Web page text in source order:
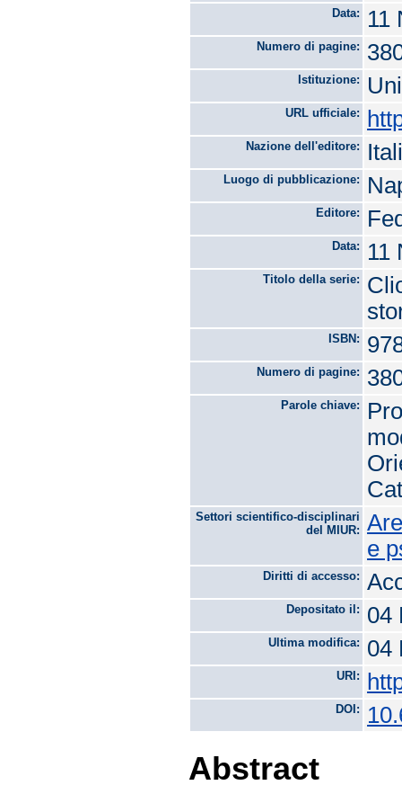
Data: 11
Numero di pagine:
Istituzione:
URL ufficiale:
Nazione dell'editore:
Luogo di pubblicazione:
Editore:
Data: 11
Titolo della serie:
ISBN:
Numero di pagine:
Parole chiave:
Settori scientifico-disciplinari
del MIUR:
e
Diritti di accesso:
Depositato il: 04
Ultima modifica: 04
URI:
DOI:
Abstract